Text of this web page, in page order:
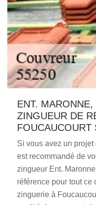
ENT.
ZINGUEUR DE
FOUCAUCOURT
Si vous avez un projet
est recommandé de
zingueur Ent.
référence pour tout ce
zinguerie à